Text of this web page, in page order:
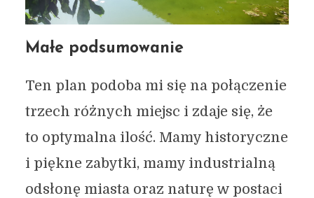
Małe podsumowanie
Ten plan podoba mi się na połączenie
trzech różnych miejsc i zdaje się, że
to optymalna ilość. Mamy historyczne
i piękne zabytki, mamy industrialną
odsłonę miasta oraz naturę w postaci